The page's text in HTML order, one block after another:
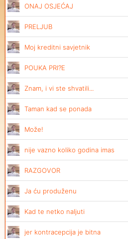
ONAJ OSJEĆAJ
PRELJUB
Moj kreditni savjetnik
POUKA PRI?E
Znam, i vi ste shvatili...
Taman kad se ponada
Može!
nije vazno koliko godina imas
RAZGOVOR
Ja ću produženu
Kad te netko naljuti
jer kontracepcija je bitna